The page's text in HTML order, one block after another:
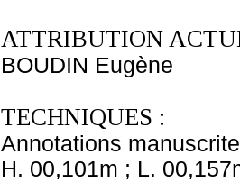
ATTRIBUTION
BOUDIN Eugène
TECHNIQUES :
Annotations
H. 00,101m ; L.